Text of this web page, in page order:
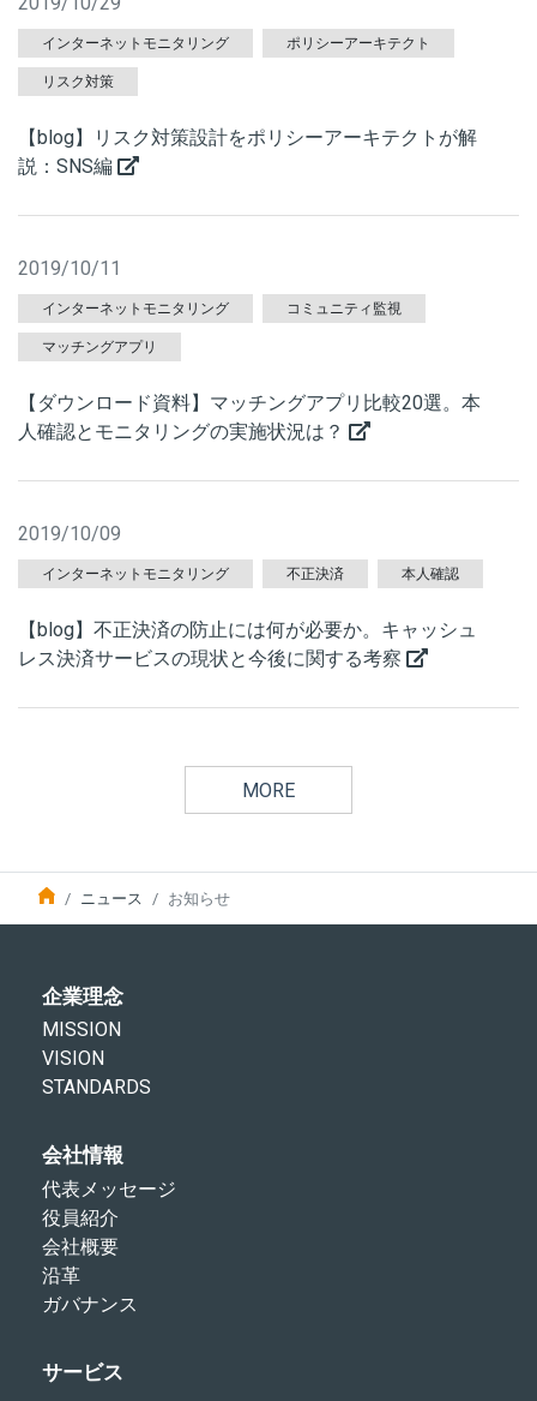
インターネットモニタリング ポリシーアーキテクト
リスク対策
【blog】リスク対策設計をポリシーアーキテクトが解
説：SNS編
2019/10/11
インターネットモニタリング コミュニティ監視
マッチングアプリ
【ダウンロード資料】マッチングアプリ比較20選。本
人確認とモニタリングの実施状況は？
2019/10/09
インターネットモニタリング 不正決済 本人確認
【blog】不正決済の防止には何が必要か。キャッシュ
レス決済サービスの現状と今後に関する考察
MORE
ニュース お知らせ
企業理念
MISSION
VISION
STANDARDS
会社情報
代表メッセージ
役員紹介
会社概要
沿革
ガバナンス
サービス